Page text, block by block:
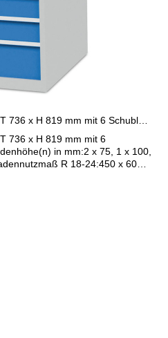
736 x H 819 mm mit 6
R 18-24:450 x 600
ab 75 mm
819
/ Blenden lichtblau RAL 5012